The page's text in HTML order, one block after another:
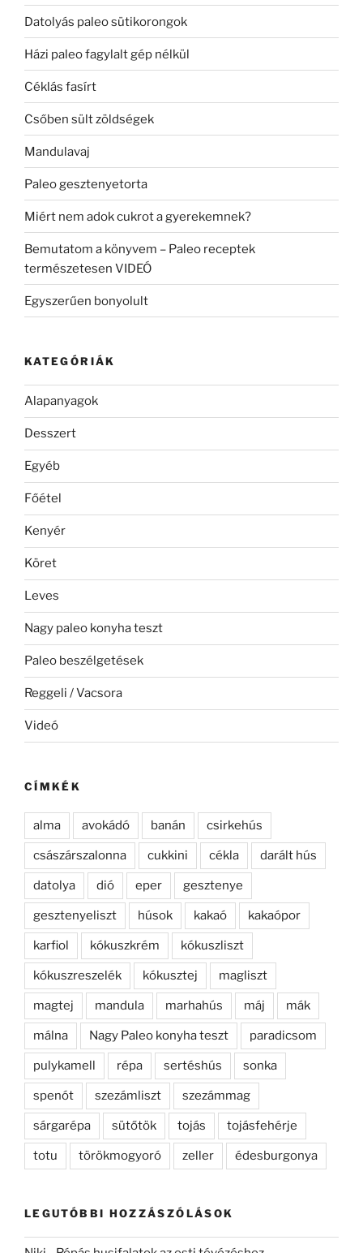
Datolyás paleo sütikorongok
Házi paleo fagylalt gép nélkül
Céklás fasírt
Csőben sült zöldségek
Mandulavaj
Paleo gesztenyetorta
Miért nem adok cukrot a gyerekemnek?
Bemutatom a könyvem – Paleo receptek
természetesen VIDEÓ
Egyszerűen bonyolult
KATEGÓRIÁK
Alapanyagok
Desszert
Egyéb
Főétel
Kenyér
Köret
Leves
Nagy paleo konyha teszt
Paleo beszélgetések
Reggeli / Vacsora
Videó
CÍMKÉK
alma avokádó banán csirkehús
császárszalonna cukkini cékla darált hús
datolya dió eper gesztenye
gesztenyeliszt húsok kakaó kakaópor
karfiol kókuszkrém kókuszliszt
kókuszreszelék kókusztej magliszt
magtej mandula marhahús máj mák
málna Nagy Paleo konyha teszt paradicsom
pulykamell répa sertéshús sonka
spenót szezámliszt szezámmag
sárgarépa sütőtök tojás tojásfehérje
totu törökmogyoró zeller édesburgonya
LEGUTÓBBI HOZZÁSZÓLÁSOK